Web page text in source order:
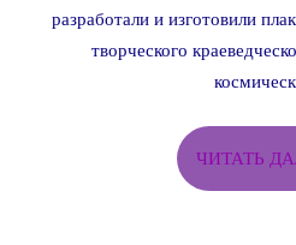
разработали и изготовили
творческого
ЧИТАТЬ